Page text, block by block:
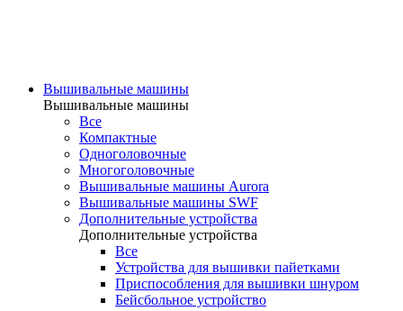
Вышивальные машины
Вышивальные машины
Все
Компактные
Одноголовочные
Многоголовочные
Вышивальные машины Aurora
Вышивальные машины SWF
Дополнительные устройства
Дополнительные устройства
Все
Устройства для вышивки пайетками
Приспособления для вышивки шнуром
Бейсбольное устройство